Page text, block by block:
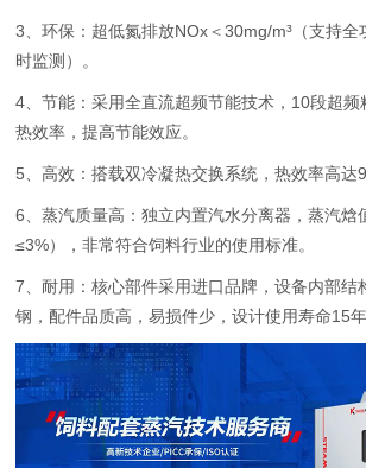
3、环保：超低氮排放NOx＜30mg/m³（支持全
时监测）。
4、节能：采用全直流超频节能技术，10段超
热效率，提高节能效应。
5、高效：搭载双冷凝热交换系统，热效率高达
6、蒸汽质量高：独立内置汽水分离器，蒸汽焓
≤3%），非常符合饲料行业的使用标准。
7、耐用：核心部件采用进口品牌，设备内部结
钢，配件品质高，易损件少，设计使用寿命15年